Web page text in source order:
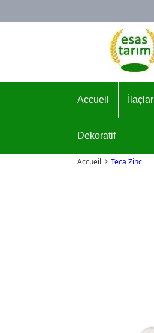
Logo
Accueil İlaçlar
Dekoratif
Accueil Teca Zinc